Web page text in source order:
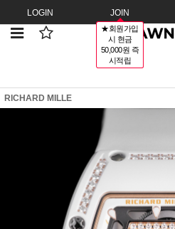
LOGIN JOIN
★회원가입
시 현금
50,000원 즉
시적립
RICHARD MILLE